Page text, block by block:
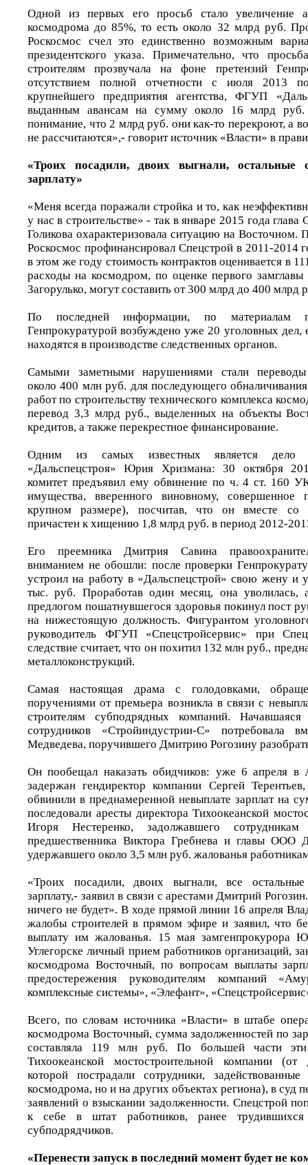
Одной из первых его просьб стало увеличение
космодрома до 85%, то есть около 32 млрд руб.
Роскосмос счел это единственно возможным
президентского указа. Примечательно, что
строителям прозвучала на фоне претензий
отсутствием полной отчетности с июля 2013
крупнейшего предприятия агентства, ФГУП
выданным авансам на сумму около 16 млрд руб.
понимание, что 2 млрд руб. они как-то перекроют, а
не рассчитаются»,- говорит источник «Власти» в
«Троих посадили, двоих выгнали, остальные
зарплату»
«Меня всегда поражали стройка и то, как
у нас в строительстве» - так в январе 2015 года глава
Голикова охарактеризовала ситуацию на Восточном.
Роскосмос профинансировал Спецстрой в 2011-2014
в этом же году стоимость контрактов оценивается в
расходы на космодром, по оценке первого замглавы
Загорулько, могут составить от 300 млрд до 400 млрд
По последней информации, по материалам
Генпрокуратурой возбуждено уже 20 уголовных дел,
находятся в производстве следственных органов.
Самыми заметными нарушениями стали
около 400 млн руб. для последующего
работ по строительству технического комплекса
перевод 3,3 млрд руб., выделенных на объекты
кредитов, а также перекрестное финансирование.
Одним из самых известных является дело
«Дальспецстроя» Юрия Хризмана: 30 октября
комитет предъявил ему обвинение по ч. 4 ст. 160
имущества, вверенного виновному,
крупном размере), посчитав, что он вместе со
причастен к хищению 1,8 млрд руб. в период 2012-
Его преемника Дмитрия Савина
вниманием не обошли: после проверки
устроил на работу в «Дальспецстрой» свою жену и
тыс. руб. Проработав один месяц, она уволилась,
предлогом пошатнувшегося здоровья покинул пост
на нижестоящую должность. Фигурантом
руководитель ФГУП «Спецстройсервис» при
следствие считает, что он похитил 132 млн руб.,
металлоконструкций.
Самая настоящая драма с голодовками,
поручениями от премьера возникла в связи с
строителям субподрядных компаний.
сотрудников «Стройиндустрии-С» потребовала
Медведева, поручившего Дмитрию Рогозину
Он пообещал наказать обидчиков: уже 6 апреля в
задержан гендиректор компании Сергей Терентьев,
обвинили в преднамеренной невыплате зарплат на
последовали аресты директора Тихоокеанской
Игоря Нестеренко, задолжавшего
предшественника Виктора Гребнева и главы ООО
удержавшего около 3,5 млн руб. жалованья
«Троих посадили, двоих выгнали, все
зарплату,- заявил в связи с арестами Дмитрий
ничего не будет». В ходе прямой линии 16 апреля
жалобы строителей в прямом эфире и заявил, что
выплату им жалованья. 15 мая замгенпрокурора
Углегорске личный прием работников организаций,
космодрома Восточный, по вопросам выплаты
предостережения руководителям компаний
комплексные системы», «Элефант»,
Всего, по словам источника «Власти» в штабе
космодрома Восточный, сумма задолженностей по
составляла 119 млн руб. По большей части эти
Тихоокеанской мостостроительной компании (от
которой пострадали сотрудники,
космодрома, но и на других объектах региона), в суд
заявлений о взыскании задолженности. Спецстрой
к себе в штат работников, ранее трудившихся
субподрядчиков.
«Перенести запуск в последний момент будет не